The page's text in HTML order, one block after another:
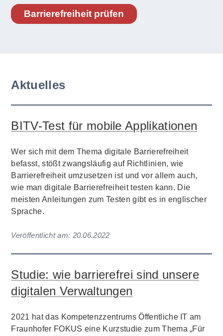
Barrierefreiheit prüfen
Aktuelles
BITV-Test für mobile Applikationen
Wer sich mit dem Thema digitale Barrierefreiheit
befasst, stößt zwangsläufig auf Richtlinien, wie
Barrierefreiheit umzusetzen ist und vor allem auch,
wie man digitale Barrierefreiheit testen kann. Die
meisten Anleitungen zum Testen gibt es in englischer
Sprache.
Veröffentlicht am: 20.06.2022
Studie: wie barrierefrei sind unsere
digitalen Verwaltungen
2021 hat das Kompetenzzentrums Öffentliche IT am
Fraunhofer FOKUS eine Kurzstudie zum Thema „Für